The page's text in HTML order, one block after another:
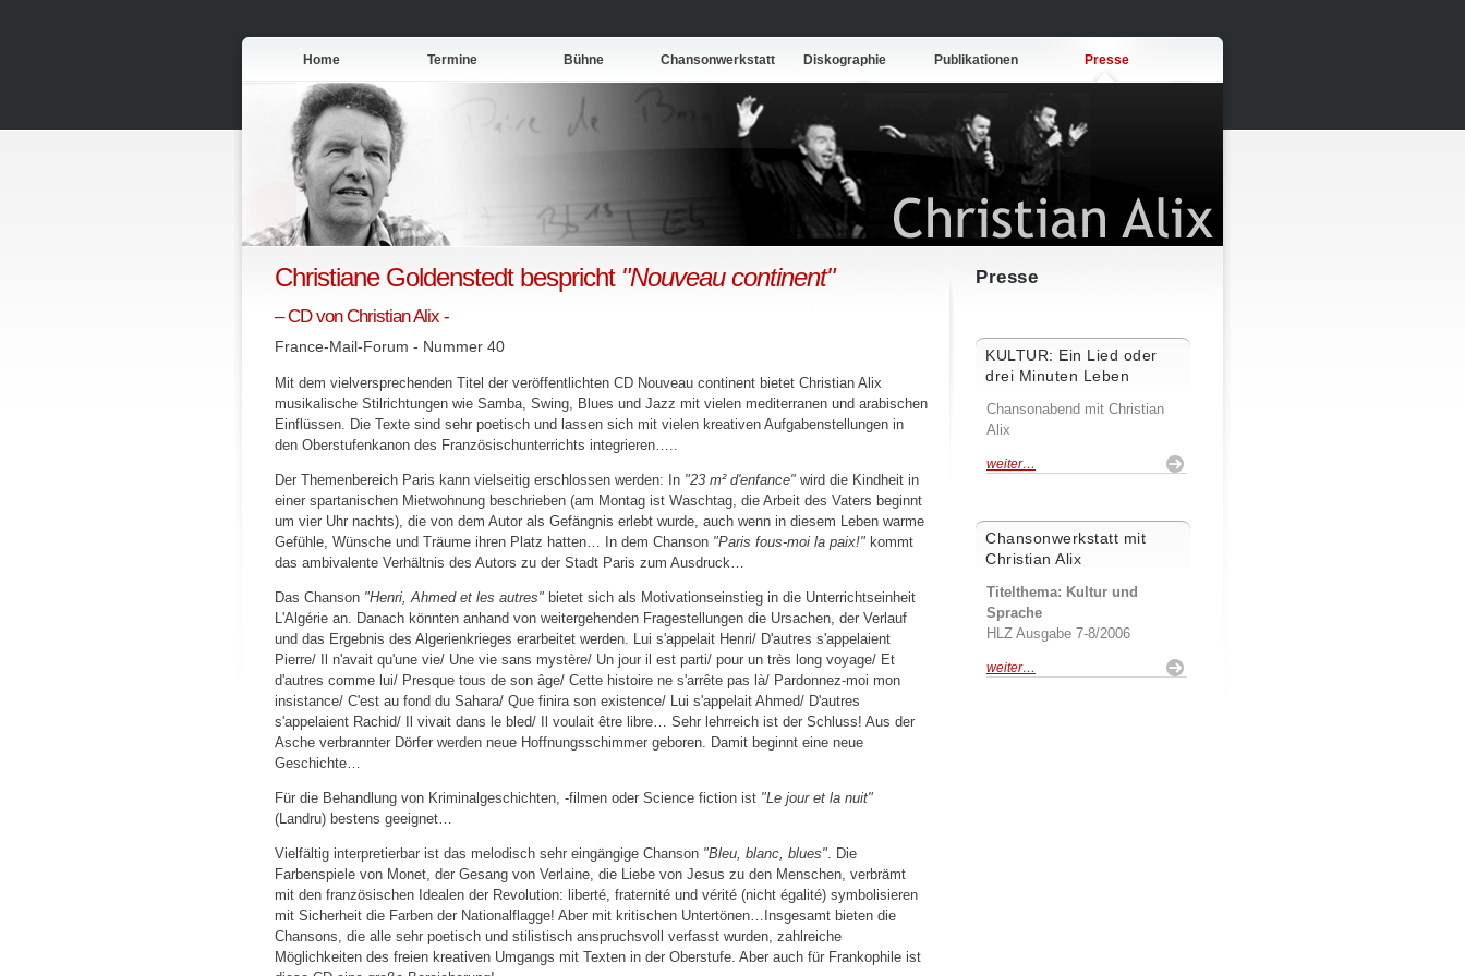
Home Termine Bühne Chansonwerkstatt Diskographie Publikationen Presse
Christiane Goldenstedt bespricht"Nouveau continent"
– CD von Christian Alix -
France-Mail-Forum - Nummer 40
Mit dem vielversprechenden Titel der veröffentlichten CD Nouveau continent bietet Christian Alix
musikalische Stilrichtungen wie Samba, Swing, Blues und Jazz mit vielen mediterranen und arabischen
Einflüssen. Die Texte sind sehr poetisch und lassen sich mit vielen kreativen Aufgabenstellungen in
den Oberstufenkanon des Französischunterrichts integrieren…..
Der Themenbereich Paris kann vielseitig erschlossen werden: In "23 m² d'enfance" wird die Kindheit in
einer spartanischen Mietwohnung beschrieben (am Montag ist Waschtag, die Arbeit des Vaters beginnt
um vier Uhr nachts), die von dem Autor als Gefängnis erlebt wurde, auch wenn in diesem Leben warme
Gefühle, Wünsche und Träume ihren Platz hatten… In dem Chanson "Paris fous-moi la paix!" kommt
das ambivalente Verhältnis des Autors zu der Stadt Paris zum Ausdruck…
Das Chanson "Henri, Ahmed et les autres" bietet sich als Motivationseinstieg in die Unterrichtseinheit
L'Algérie an. Danach könnten anhand von weitergehenden Fragestellungen die Ursachen, der Verlauf
und das Ergebnis des Algerienkrieges erarbeitet werden. Lui s'appelait Henri/ D'autres s'appelaient
Pierre/ Il n'avait qu'une vie/ Une vie sans mystère/ Un jour il est parti/ pour un très long voyage/ Et
d'autres comme lui/ Presque tous de son âge/ Cette histoire ne s'arrête pas là/ Pardonnez-moi mon
insistance/ C'est au fond du Sahara/ Que finira son existence/ Lui s'appelait Ahmed/ D'autres
s'appelaient Rachid/ Il vivait dans le bled/ Il voulait être libre… Sehr lehrreich ist der Schluss! Aus der
Asche verbrannter Dörfer werden neue Hoffnungsschimmer geboren. Damit beginnt eine neue
Geschichte…
Für die Behandlung von Kriminalgeschichten, -filmen oder Science fiction ist "Le jour et la nuit"
(Landru) bestens geeignet…
Vielfältig interpretierbar ist das melodisch sehr eingängige Chanson "Bleu, blanc, blues". Die
Farbenspiele von Monet, der Gesang von Verlaine, die Liebe von Jesus zu den Menschen, verbrämt
mit den französischen Idealen der Revolution: liberté, fraternité und vérité (nicht égalité) symbolisieren
mit Sicherheit die Farben der Nationalflagge! Aber mit kritischen Untertönen…Insgesamt bieten die
Chansons, die alle sehr poetisch und stilistisch anspruchsvoll verfasst wurden, zahlreiche
Möglichkeiten des freien kreativen Umgangs mit Texten in der Oberstufe. Aber auch für Frankophile ist
Presse
KULTUR: Ein Lied oder
drei Minuten Leben
Chansonabend mit Christian
Alix
weiter…
Chansonwerkstatt mit
Christian Alix
Titelthema: Kultur und
Sprache
HLZ Ausgabe 7-8/2006
weiter…